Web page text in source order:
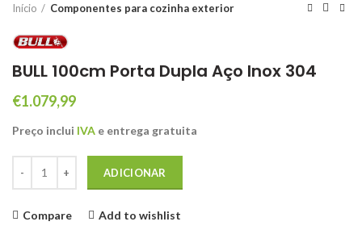
Início Componentes para cozinha exterior
BULL 100cm Porta Dupla Aço Inox 304
€1.079,99
Preço inclui IVA e entrega gratuita
ADICIONAR
Compare Add to wishlist